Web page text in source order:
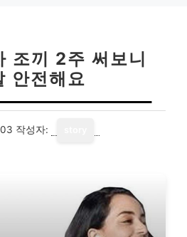
조끼 2주 써보니
안전해요
작성자: